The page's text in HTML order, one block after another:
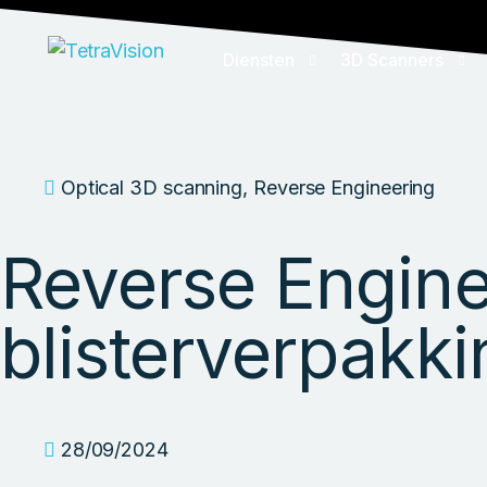
3D Scanning Service
Kwaliteitscontrole
ZEISS Inspect templates
Reverse Engineering
Automation/Consulting
Handheld 3D
Reverse
Optical 3D scanning, Reverse Engineering
Reverse
28/09/2024